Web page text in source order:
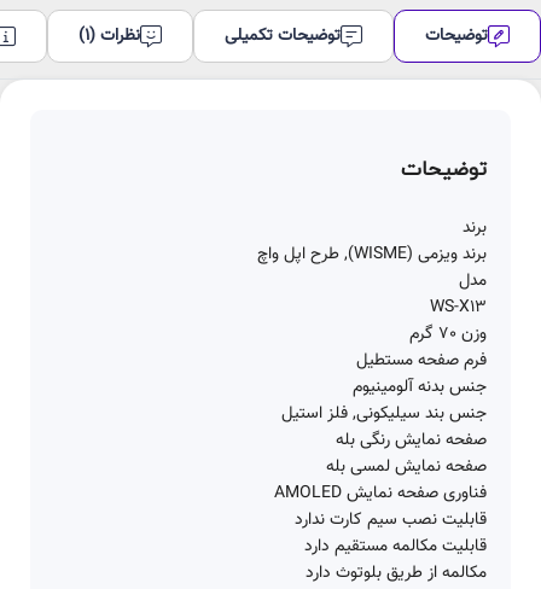
توضیحات توضیحات تکمیلی نظرات (1)
توضیحات
برند
برند ویزمی (WISME), طرح اپل واچ
مدل
وزن 70 گرم
فرم صفحه مستطیل
جنس بدنه آلومینیوم
جنس بند سیلیکونی, فلز استیل
صفحه نمایش رنگی بله
صفحه نمایش لمسی بله
فناوری صفحه نمایش AMOLED
قابلیت نصب سیم کارت ندارد
قابلیت مکالمه مستقیم دارد
مکالمه از طریق بلوتوث دارد